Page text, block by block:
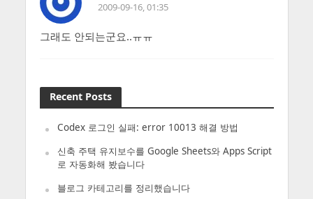
2009-09-16, 01:35
그래도 안되는군요..ㅠㅠ
Recent Posts
Codex 로그인 실패: error 10013 해결 방법
신축 주택 유지보수를 Google Sheets와 Apps Script
로 자동화해 봤습니다
블로그 카테고리를 정리했습니다